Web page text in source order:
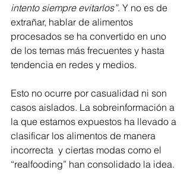
intento siempre evitarlos”. Y no es de
extrañar, hablar de alimentos
procesados se ha convertido en uno
de los temas más frecuentes y hasta
tendencia en redes y medios.
Esto no ocurre por casualidad ni son
casos aislados. La sobreinformación a
la que estamos expuestos ha llevado a
clasificar los alimentos de manera
incorrecta  y ciertas modas como el
“realfooding” han consolidado la idea.